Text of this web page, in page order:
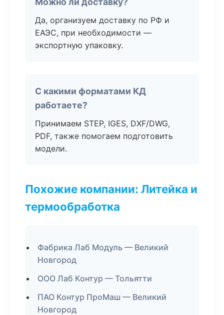
Да, организуем доставку по РФ и
ЕАЭС, при необходимости —
экспортную упаковку.
С какими форматами КД
работаете?
Принимаем STEP, IGES, DXF/DWG,
PDF, также помогаем подготовить
модели.
Похожие компании: Литейка и
термообработка
Фабрика Лаб Модуль — Великий
Новгород
ООО Лаб Контур — Тольятти
ПАО Контур ПроМаш — Великий
Новгород